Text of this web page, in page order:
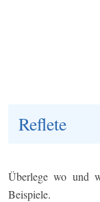
Reflete
Überlege wo und
Beispiele.